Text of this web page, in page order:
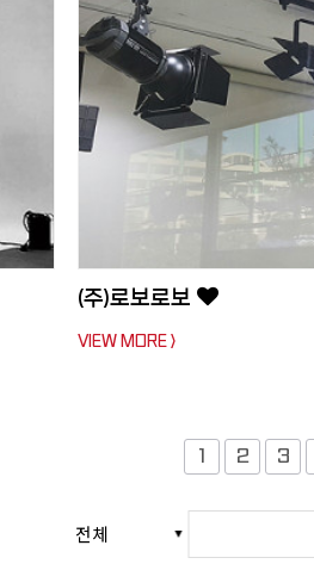
(주)로보로보
VIEW MORE >
1 2 3